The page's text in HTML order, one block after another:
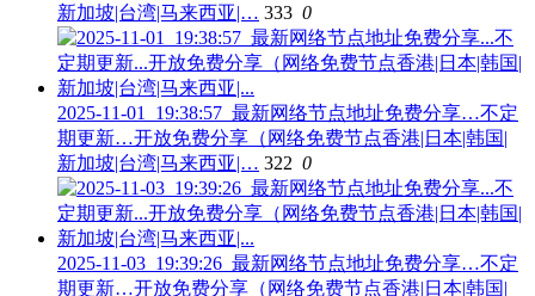
新加坡|台湾|马来西亚|… 333 0
2025-11-01_19:38:57_最新网络节点地址免费分享…不定
期更新…开放免费分享（网络免费节点香港|日本|韩国|
新加坡|台湾|马来西亚|… 322 0
2025-11-03_19:39:26_最新网络节点地址免费分享…不定
期更新…开放免费分享（网络免费节点香港|日本|韩国|